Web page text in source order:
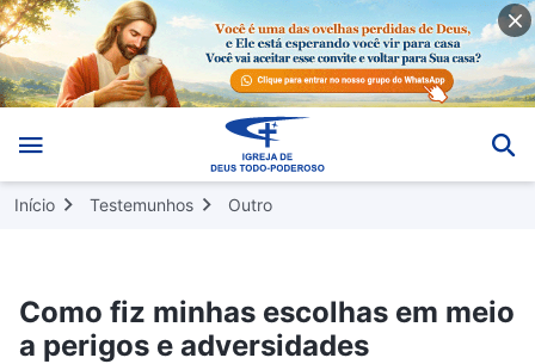
Início Testemunhos Outro
Como fiz minhas escolhas em meio
a perigos e adversidades